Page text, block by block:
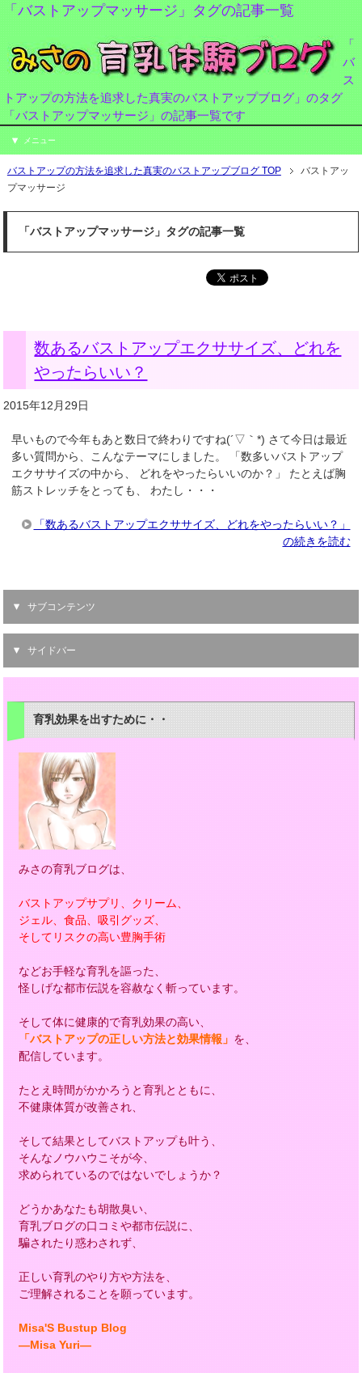
「バストアップマッサージ」タグの記事一覧
「
バ
ス
トアップの方法を追求した真実のバストアップブログ」のタグ
「バストアップマッサージ」の記事一覧です
メニュー
バストアップの方法を追求した真実のバストアップブログ TOP
バストアッ
プマッサージ
「バストアップマッサージ」タグの記事一覧
数あるバストアップエクササイズ、どれを
やったらいい？
2015年12月29日
早いもので今年もあと数日で終わりですね(´▽｀*) さて今日は最近
多い質問から、こんなテーマにしました。 「数多いバストアップ
エクササイズの中から、 どれをやったらいいのか？」 たとえば胸
筋ストレッチをとっても、 わたし・・・
「数あるバストアップエクササイズ、どれをやったらいい？」
の続きを読む
サブコンテンツ
サイドバー
育乳効果を出すために・・
みさの育乳ブログは、
バストアップサプリ、クリーム、
ジェル、食品、吸引グッズ、
そしてリスクの高い豊胸手術
などお手軽な育乳を謳った、
怪しげな都市伝説を容赦なく斬っています。
そして体に健康的で育乳効果の高い、
「バストアップの正しい方法と効果情報」 を、
配信しています。
たとえ時間がかかろうと育乳とともに、
不健康体質が改善され、
そして結果としてバストアップも叶う、
そんなノウハウこそが今、
求められているのではないでしょうか？
どうかあなたも胡散臭い、
育乳ブログの口コミや都市伝説に、
騙されたり惑わされず、
正しい育乳のやり方や方法を、
ご理解されることを願っています。
Misa'S Bustup Blog
―Misa Yuri―